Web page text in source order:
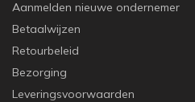
Aanmelden nieuwe ondernemer
Betaalwijzen
Retourbeleid
Bezorging
Leveringsvoorwaarden